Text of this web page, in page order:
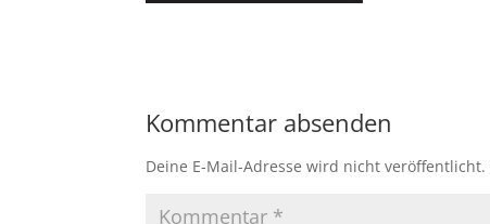
Kommentar absenden
Deine E-Mail-Adresse wird nicht veröffentlicht.